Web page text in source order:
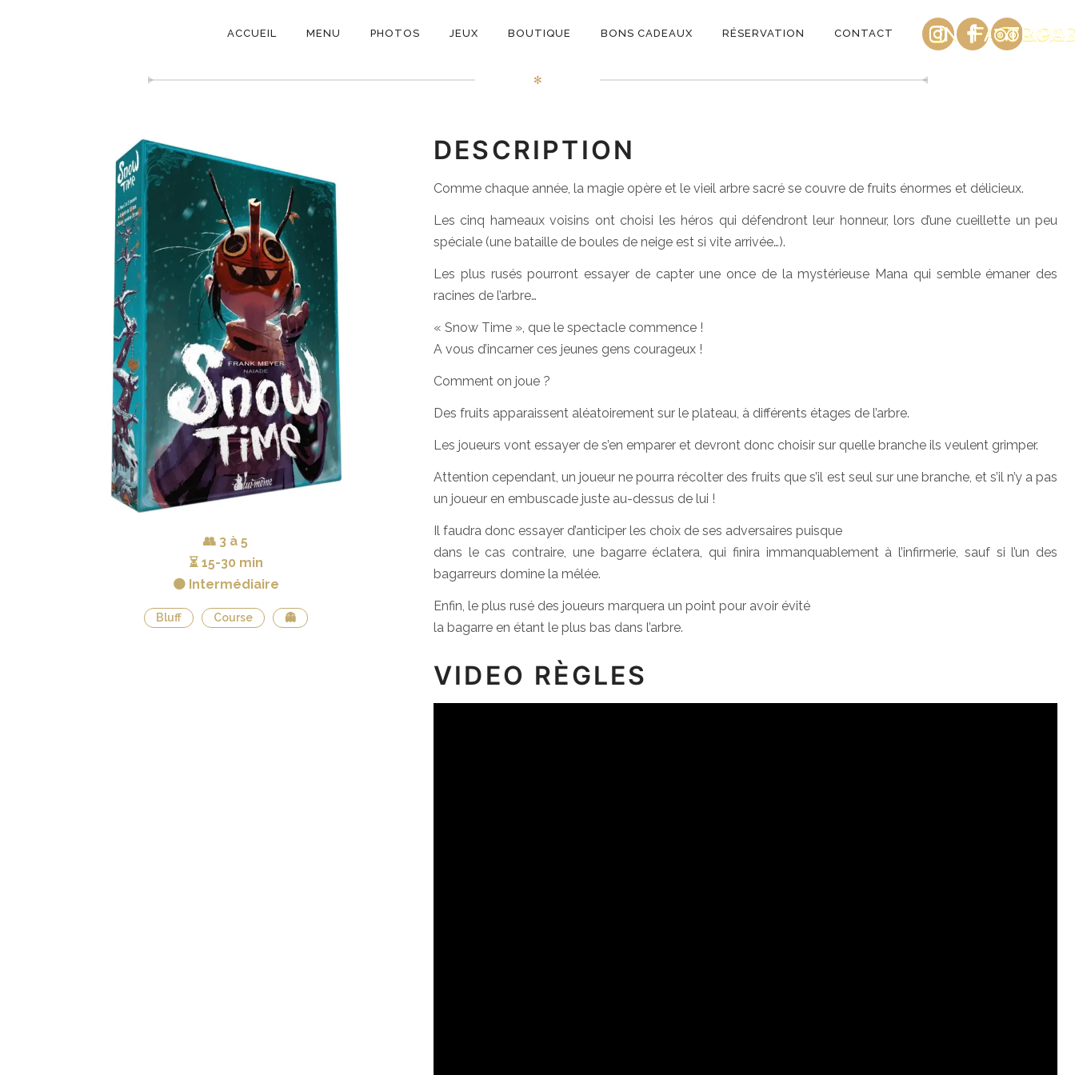
NAVIGATION
ACCUEIL MENU PHOTOS JEUX BOUTIQUE BONS CADEAUX RÉSERVATION CONTACT INSTAGRAM
Snow Time
✻
👥 3 à 5
⏳ 15-30 min
🟠 Intermédiaire
Bluff Course 👻
DESCRIPTION
Comme chaque année, la magie opère et le vieil arbre sacré se couvre de fruits énormes et délicieux.
Les cinq hameaux voisins ont choisi les héros qui défendront leur honneur, lors d’une cueillette un peu
spéciale (une bataille de boules de neige est si vite arrivée…).
Les plus rusés pourront essayer de capter une once de la mystérieuse Mana qui semble émaner des
racines de l’arbre…
« Snow Time », que le spectacle commence !
A vous d’incarner ces jeunes gens courageux !
Comment on joue ?
Des fruits apparaissent aléatoirement sur le plateau, à différents étages de l’arbre.
Les joueurs vont essayer de s’en emparer et devront donc choisir sur quelle branche ils veulent grimper.
Attention cependant, un joueur ne pourra récolter des fruits que s’il est seul sur une branche, et s’il n’y a pas
un joueur en embuscade juste au-dessus de lui !
Il faudra donc essayer d’anticiper les choix de ses adversaires puisque
dans le cas contraire, une bagarre éclatera, qui finira immanquablement à l’infirmerie, sauf si l’un des
bagarreurs domine la mêlée.
Enfin, le plus rusé des joueurs marquera un point pour avoir évité
la bagarre en étant le plus bas dans l’arbre.
VIDEO RÈGLES